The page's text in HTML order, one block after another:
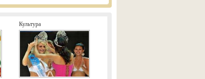
Культура